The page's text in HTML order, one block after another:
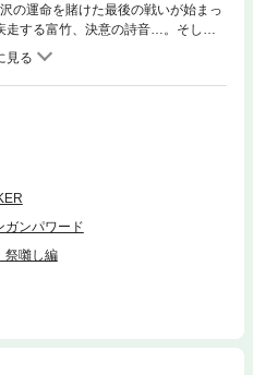
の運命を賭けた最後の戦いが始まっ
する富竹、決意の詩音…。そして
跡が訪れる――。「ひぐらし」を代
クスの第６巻!!(C)竜騎士07／07th E
Thanks:TYPE-MOON
ガンパワード
囃し編